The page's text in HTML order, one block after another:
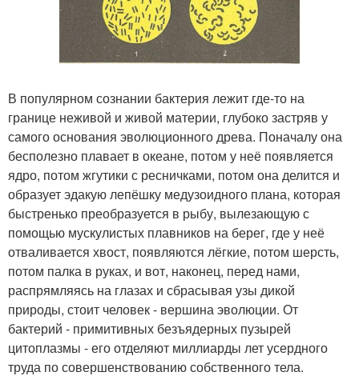
В популярном сознании бактерия лежит где-то на
границе неживой и живой материи, глубоко застряв у
самого основания эволюционного древа. Поначалу она
бесполезно плавает в океане, потом у неё появляется
ядро, потом жгутики с ресничками, потом она делится и
образует эдакую лепёшку медузоидного плана, которая
быстренько преобразуется в рыбу, вылезающую с
помощью мускулистых плавников на берег, где у неё
отваливается хвост, появляются лёгкие, потом шерсть,
потом палка в руках, и вот, наконец, перед нами,
распрямляясь на глазах и сбрасывая узы дикой
природы, стоит человек - вершина эволюции. От
бактерий - примитивных безъядерных пузырей
цитоплазмы - его отделяют миллиарды лет усердного
труда по совершенствованию собственного тела.